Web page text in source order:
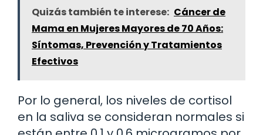
Quizás también te interese: Cáncer de
Mama en Mujeres Mayores de 70 Años:
Síntomas, Prevención y Tratamientos
Efectivos
Por lo general, los niveles de cortisol
en la saliva se consideran normales si